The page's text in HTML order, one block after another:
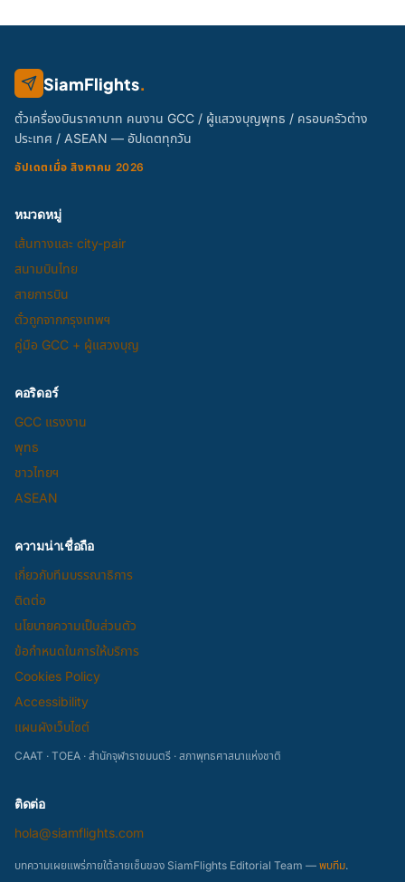
SiamFlights.
ตั๋วเครื่องบินราคาบาท คนงาน GCC / ผู้แสวงบุญพุทธ / ครอบครัวต่าง
ประเทศ / ASEAN — อัปเดตทุกวัน
อัปเดตเมื่อ สิงหาคม 2026
หมวดหมู่
เส้นทางและ city-pair
สนามบินไทย
สายการบิน
ตั๋วถูกจากกรุงเทพฯ
คู่มือ GCC + ผู้แสวงบุญ
คอริดอร์
GCC แรงงาน
พุทธ
ชาวไทยฯ
ASEAN
ความน่าเชื่อถือ
เกี่ยวกับทีมบรรณาธิการ
ติดต่อ
นโยบายความเป็นส่วนตัว
ข้อกำหนดในการให้บริการ
Cookies Policy
Accessibility
แผนผังเว็บไซต์
CAAT · TOEA · สำนักจุฬาราชมนตรี · สภาพุทธศาสนาแห่งชาติ
ติดต่อ
hola@siamflights.com
บทความเผยแพร่ภายใต้ลายเซ็นของ SiamFlights Editorial Team — พบทีม.